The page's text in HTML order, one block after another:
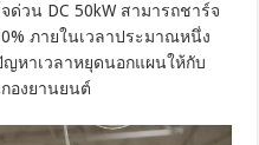
ด่วน DC 50kW สามารถชาร์จ
ภายในเวลาประมาณหนึ่ง
หาเวลาหยุดนอกแผนให้กับ
องยานยนต์